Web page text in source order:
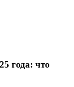
года: что